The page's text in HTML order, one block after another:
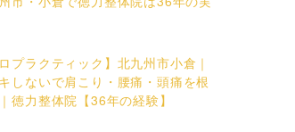
プラクティック】北九州市小倉｜
しないで肩こり・腰痛・頭痛を根
徳力整体院【36年の経験】